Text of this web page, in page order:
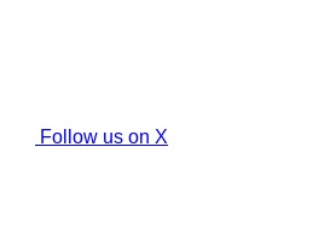
Follow us on X